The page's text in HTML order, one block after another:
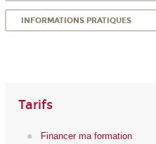
INFORMATIONS PRATIQUES
Tarifs
Financer ma formation